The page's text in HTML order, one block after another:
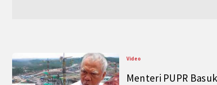
Video
Menteri PUPR